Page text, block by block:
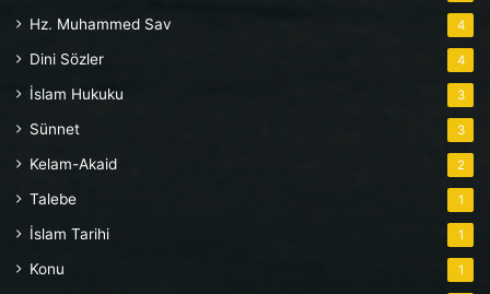
Hz. Muhammed Sav 4
Dini Sözler 4
İslam Hukuku 3
Sünnet 3
Kelam-Akaid 2
Talebe 1
İslam Tarihi 1
Konu 1